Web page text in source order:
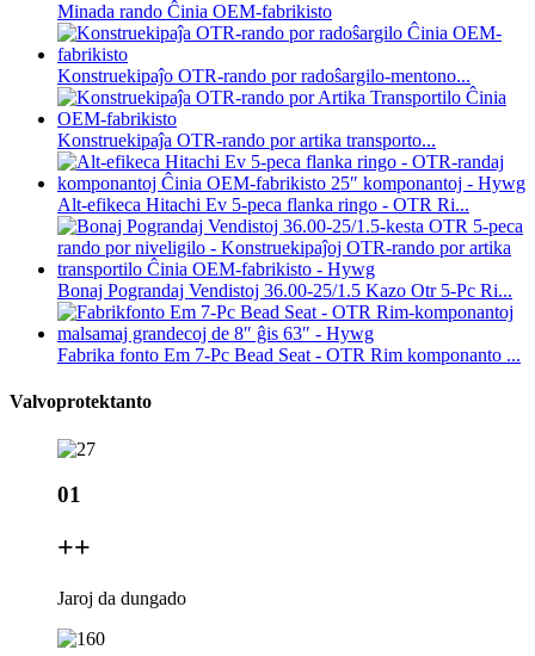
Minada rando Ĉinia OEM-fabrikisto
Konstruekipaĵo OTR-rando por radoŝargilo-mentono...
Konstruekipaĵa OTR-rando por artika transporto...
Alt-efikeca Hitachi Ev 5-peca flanka ringo - OTR Ri...
Bonaj Pograndaj Vendistoj 36.00-25/1.5 Kazo Otr 5-Pc Ri...
Fabrika fonto Em 7-Pc Bead Seat - OTR Rim komponanto ...
Valvoprotektanto
01
++
Jaroj da dungado